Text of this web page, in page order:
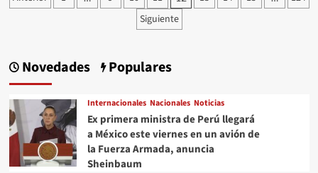
“varios”
Estado
han
cancelado
su
viaje
Siguiente
Novedades Populares
Internacionales Nacionales Noticias
Ex primera ministra de Perú llegará
a México este viernes en un avión de
la Fuerza Armada, anuncia
Sheinbaum